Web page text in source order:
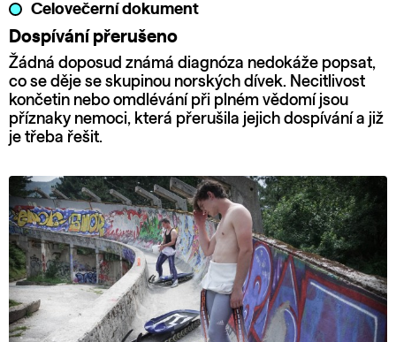
Celovečerní dokument
Dospívání přerušeno
Žádná doposud známá diagnóza nedokáže popsat,
co se děje se skupinou norských dívek. Necitlivost
končetin nebo omdlévání při plném vědomí jsou
příznaky nemoci, která přerušila jejich dospívání a již
je třeba řešit.